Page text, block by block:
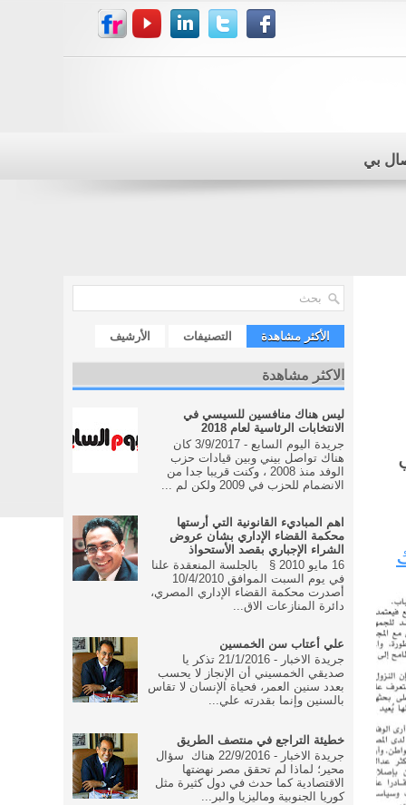
بي
الأكثر مشاهدة التصنيفات الأرشيف
الاكثر مشاهدة
ليس هناك منافسين للسيسي في
الانتخابات الرئاسية لعام 2018
جريدة اليوم السابع - 3/9/2017 كان
هناك تواصل بيني وبين قيادات حزب
الوفد منذ 2008 ، وكنت قريبا جدا من
الانضمام للحزب في 2009 ولكن لم ...
اهم المباديء القانونية التي أرستها
محكمة القضاء الإداري بشان عروض
الشراء الإجباري بقصد الأستحواذ
16 مايو 2010 § بالجلسة المنعقدة علنا
في يوم السبت الموافق 10/4/2010
أصدرت محكمة القضاء الإداري المصري،
دائرة المنازعات الاق...
علي أعتاب سن الخمسين
جريدة الاخبار - 21/1/2016 تذكر يا
صديقي الخمسيني أن الإنجاز لا يحسب
بعدد سنين العمر، فحياة الإنسان لا تقاس
بالسنين وإنما بقدرته علي...
خطيئة التراجع في منتصف الطريق
جريدة الاخبار - 22/9/2016 هناك سؤال
محير؛ لماذا لم تحقق مصر نهضتها
الاقتصادية كما حدث في دول كثيرة مثل
كوريا الجنوبية وماليزيا والبر...